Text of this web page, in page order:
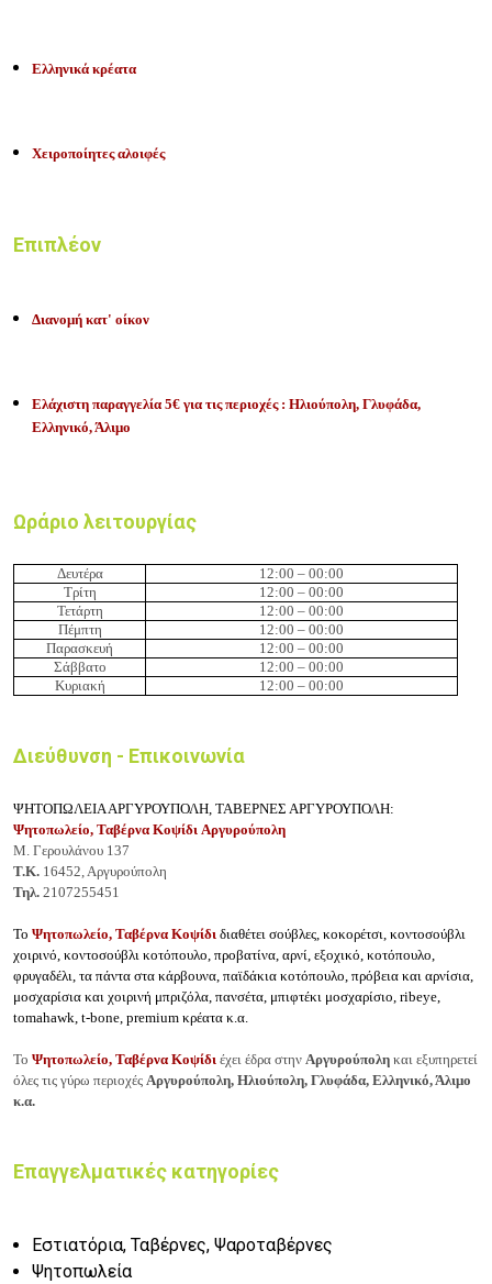
Ελληνικά κρέατα
Χειροποίητες αλοιφές
Επιπλέον
Διανομή κατ' οίκον
Ελάχιστη παραγγελία 5€ για τις περιοχές : Ηλιούπολη, Γλυφάδα,
Ελληνικό, Άλιμο
Ωράριο λειτουργίας
Δευτέρα
12:00 – 00:00
Τρίτη
12:00 – 00:00
Τετάρτη
12:00 – 00:00
Πέμπτη
12:00 – 00:00
Παρασκευή
12:00 – 00:00
Σάββατο
12:00 – 00:00
Κυριακή
12:00 – 00:00
Διεύθυνση - Επικοινωνία
ΨΗΤΟΠΩΛΕΙΑ ΑΡΓΥΡΟΥΠΟΛΗ, ΤΑΒΕΡΝΕΣ ΑΡΓΥΡΟΥΠΟΛΗ:
Ψητοπωλείο, Ταβέρνα Κοψίδι Αργυρούπολη
Μ. Γερουλάνου 137
Τ.Κ. 16452, Αργυρούπολη
Τηλ. 2107255451
Το Ψητοπωλείο, Ταβέρνα Κοψίδι διαθέτει σούβλες, κοκορέτσι, κοντοσούβλι
χοιρινό, κοντοσούβλι κοτόπουλο, προβατίνα, αρνί, εξοχικό, κοτόπουλο,
φρυγαδέλι, τα πάντα στα κάρβουνα, παϊδάκια κοτόπουλο, πρόβεια και αρνίσια,
μοσχαρίσια και χοιρινή μπριζόλα, πανσέτα, μπιφτέκι μοσχαρίσιο, ribeye,
tomahawk, t-bone, premium κρέατα κ.α.
Το Ψητοπωλείο, Ταβέρνα Κοψίδι έχει έδρα στην Αργυρούπολη και εξυπηρετεί
όλες τις γύρω περιοχές Αργυρούπολη, Ηλιούπολη, Γλυφάδα, Ελληνικό, Άλιμο
κ.α.
Επαγγελματικές κατηγορίες
Εστιατόρια, Ταβέρνες, Ψαροταβέρνες
Ψητοπωλεία